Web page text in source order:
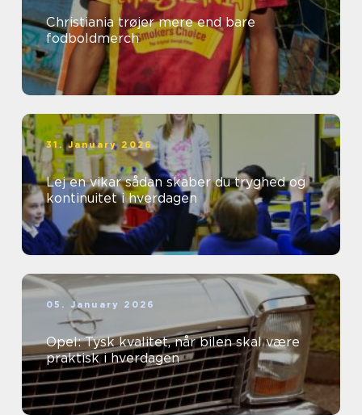
Christiania trøjer mere end bare
fodboldmerch
31. January 2026
Lej en vikar sådan skaber du tryghed og
kontinuitet i hverdagen
05. January 2026
Opel: Tysk kvalitet, når bilen skal være
praktisk i hverdagen